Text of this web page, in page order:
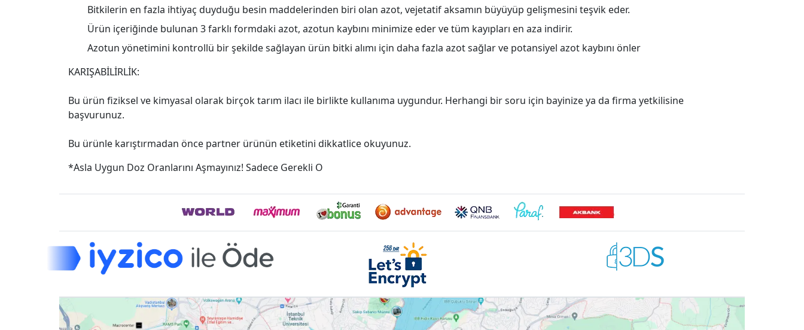
Bitkilerin en fazla ihtiyaç duyduğu besin maddelerinden biri olan azot, vejetatif aksamın büyüyüp gelişmesini teşvik eder.
Ürün içeriğinde bulunan 3 farklı formdaki azot, azotun kaybını minimize eder ve tüm kayıpları en aza indirir.
Azotun yönetimini kontrollü bir şekilde sağlayan ürün bitki alımı için daha fazla azot sağlar ve potansiyel azot kaybını önler
KARIŞABİLİRLİK:
Bu ürün fiziksel ve kimyasal olarak birçok tarım ilacı ile birlikte kullanıma uygundur. Herhangi bir soru için bayinize ya da firma yetkilisine
başvurunuz.
Bu ürünle karıştırmadan önce partner ürünün etiketini dikkatlice okuyunuz.
*Asla Uygun Doz Oranlarını Aşmayınız! Sadece Gerekli O